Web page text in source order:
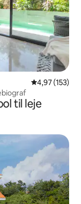
4,97 ud af 5 i
4,97 (153)
til leje